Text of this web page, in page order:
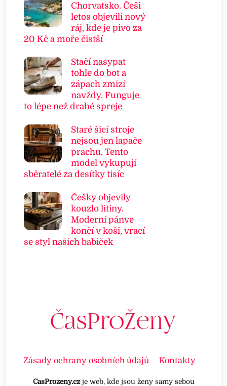
Chorvatsko. Češi
letos objevili nový
ráj, kde je pivo za
20 Kč a moře čistší
Stačí nasypat
tohle do bot a
zápach zmizí
navždy. Funguje
to lépe než drahé spreje
Staré šicí stroje
nejsou jen lapače
prachu. Tento
model vykupují
sběratelé za desítky tisíc
Češky objevily
kouzlo litiny.
Moderní pánve
končí v koši, vrací
se styl našich babiček
Zásady ochrany osobních údajů Kontakty
ČasProženy.czje web, kde jsou ženy samy sebou